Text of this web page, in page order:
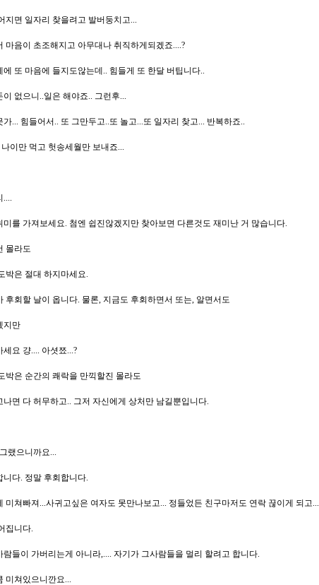
지면 일자리 찾을려고 발버둥치고...
마음이 초조해지고 아무대나 취직하게되겠죠....?
에 또 마음에 들지도않는데.. 힘들게 또 한달 버팁니다..
이 없으니..일은 해야죠.. 그런후...
가... 힘들어서.. 또 그만두고..또 놀고...또 일자리 찾고... 반복하죠..
이만 먹고 헛송세월만 보내죠...
....
미를 가져보세요. 첨엔 쉽진않겠지만 찾아보면 다른것도 재미난 거 많습니다.
몰라도
박은 절대 하지마세요.
후회할 날이 옵니다. 물론, 지금도 후회하면서 또는, 알면서도
지만
세요 걍.... 아셧쬬...?
박은 순간의 쾌락을 만끽할진 몰라도
나면 다 허무하고.. 그저 자신에게 상처만 남길뿐입니다.
랬으니까요...
니다. 정말 후회합니다.
미쳐빠져...사귀고싶은 여자도 못만나보고... 정들었든 친구마저도 연락 끊이게 되고...
집니다.
람들이 가버리는게 아니라,.... 자기가 그사람들을 멀리 할려고 합니다.
미쳐있으니깐요...